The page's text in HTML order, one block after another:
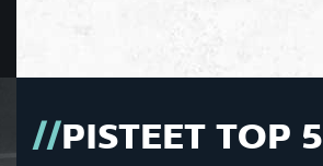
PISTEET TOP 5